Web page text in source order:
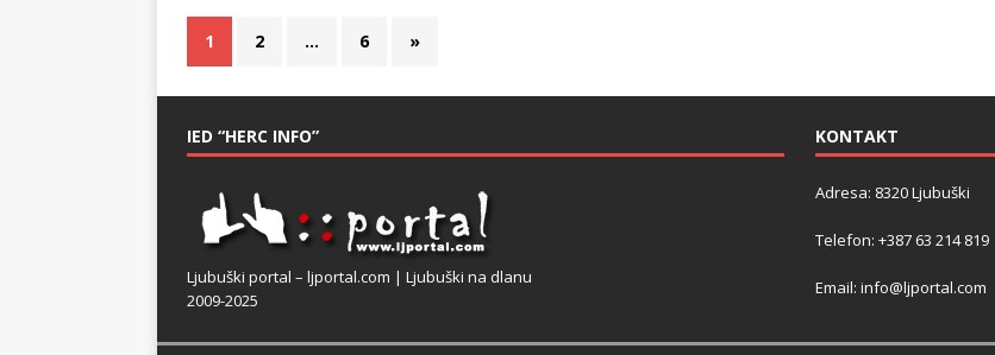
1 2 … 6 »
IED “HERC INFO”
Ljubuški portal – ljportal.com | Ljubuški na dlanu
2009-2025
KONTAKT
Adresa: 8320 Ljubuški
Telefon: +387 63 214 819
Email: info@ljportal.com